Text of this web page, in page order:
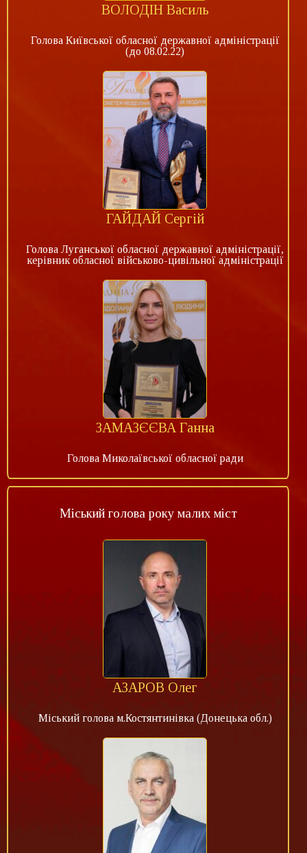
ВОЛОДІН Василь
Голова Київської обласної державної адміністрації
(до 08.02.22)
ГАЙДАЙ Сергій
Голова Луганської обласної державної адміністрації,
керівник обласної військово-цивільної адміністрації
ЗАМАЗЄЄВА Ганна
Голова Миколаївської обласної ради
Міський голова року малих міст
АЗАРОВ Олег
Міський голова м.Костянтинівка (Донецька обл.)